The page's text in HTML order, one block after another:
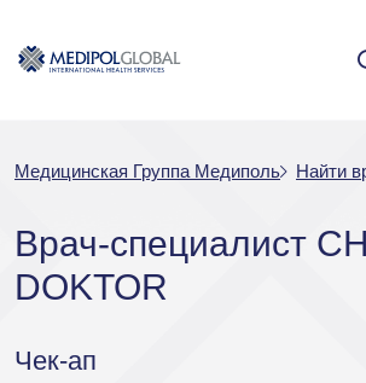
Медицинская Группа Медиполь Найти
Врач-специалист
DOKTOR
Чек-ап